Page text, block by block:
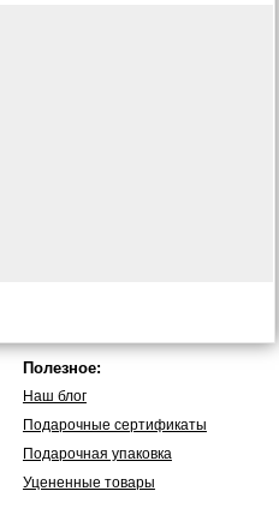
Полезное:
Наш блог
Подарочные сертификаты
Подарочная упаковка
Уцененные товары